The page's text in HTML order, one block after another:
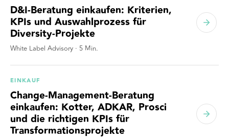
D&I-Beratung einkaufen: Kriterien,
KPIs und Auswahlprozess für
Diversity-Projekte
White Label Advisory · 5 Min.
EINKAUF
Change-Management-Beratung
einkaufen: Kotter, ADKAR, Prosci
und die richtigen KPIs für
Transformationsprojekte